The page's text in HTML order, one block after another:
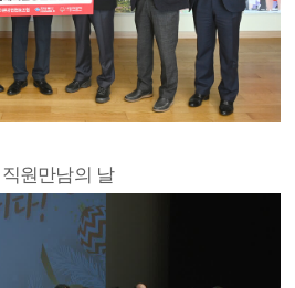
원만남의 날